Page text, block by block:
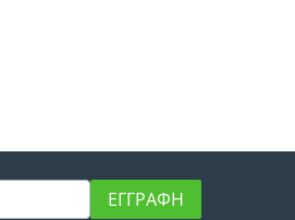
ΕΓΓΡΑΦΉ